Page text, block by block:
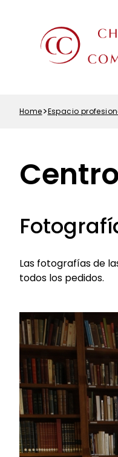
Home Espacio
Las fotografías de
todos los pedidos.